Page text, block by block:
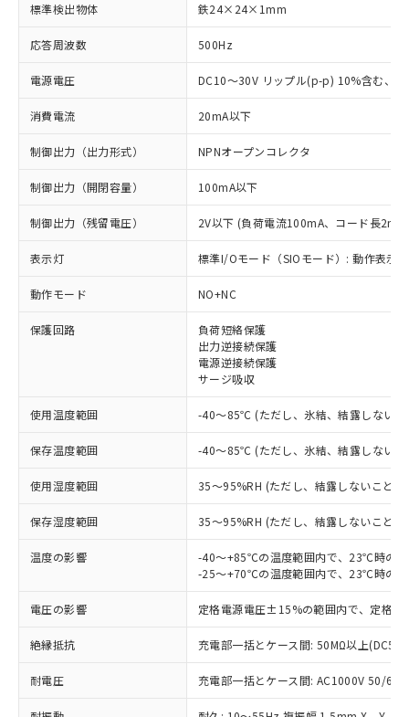
標準検出物体 鉄24×24×1mm
応答周波数 500Hz
電源電圧 DC10～30V リップル(p-p) 10%含む、
消費電流 20mA以下
制御出力（出力形式） NPNオープンコレクタ
制御出力（開閉容量） 100mA以下
制御出力（残留電圧） 2V以下 (負荷電流100mA、コード長2m
表示灯 標準I/Oモード（SIOモード）: 動作表示
動作モード NO+NC
保護回路
負荷短絡保護
出力逆接続保護
電源逆接続保護
サージ吸収
使用温度範囲 -40～85℃ (ただし、氷結、結露しないこ
保存温度範囲 -40～85℃ (ただし、氷結、結露しないこ
使用湿度範囲 35～95%RH (ただし、結露しないこと)
保存湿度範囲 35～95%RH (ただし、結露しないこと)
温度の影響
-40～+85℃の温度範囲内で、23℃時の
-25～+70℃の温度範囲内で、23℃時の
電圧の影響 定格電源電圧±15%の範囲内で、定格
絶縁抵抗 充電部一括とケース間: 50MΩ以上
耐電圧 充電部一括とケース間: AC1000V 50/
ご利用条件
以下の条件をお読みいただき、同意のうえ
ご利用ください。
本サービスは、当社制御機器事業取扱
商品の当社在庫状況および標準価格
(税抜)を提供させていただくもので
当社制御機器事業取扱商品の中には、
本サービスの対象外となる商品もある
ことをご了承ください。
在庫状況および標準価格照会結果は、
記載している更新日時点での社内デー
※1 対応状況
対応済み：EU RoHS指令（10物質）の
非含有に対応した製品が提供可能な商品で
す。
対応予定：EU RoHS指令（10物質）の非含
有に対応した製品に切り替える予定のある
対応予定なし：EU RoHS指令（10物質）の
非含有に非対応の商品で、対応品を出す予
定はありません。
調査・確認中：EU RoHS指令（10物質）の
非含有の対応状況を調査中または確認中の
非該当品：ライセンス料など無形物で、有
仕入先様の事情により、非含有部品として
いたものが、含有品と判明した場合などや
むを得ず変更することがあります。
※1 中国RoHS○×表
「○」：最大均質材料含有率が中国RoHSの
基準値以下であることを示します。
「×」：最大均質材料含有率が中国RoHSの
「－」：未確認です。当社販売部門へお問
い合わせください。
当社は、これら貴社製品のうち、外国
為替および外国貿易法に定める商品
（以下｢規制貨物等」という）を輸出